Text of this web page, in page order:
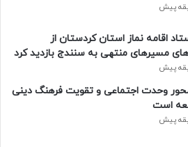
اقامه نماز استان کردستان از
مسیرهای منتهی به سنندج بازدید کرد
محور وحدت اجتماعی و تقویت فرهنگ دینی
است